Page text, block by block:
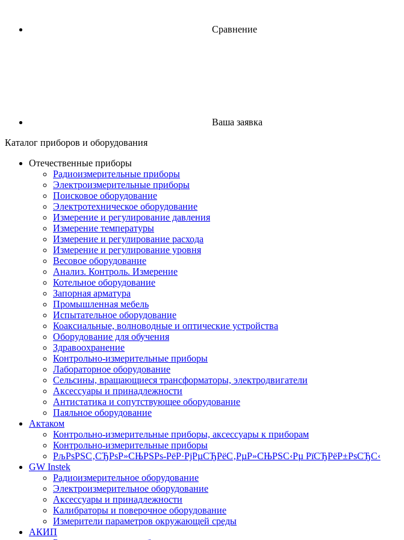
Сравнение
Ваша заявка
Каталог приборов и оборудования
Отечественные приборы
Радиоизмерительные приборы
Электроизмерительные приборы
Поисковое оборудование
Электротехническое оборудование
Измерение и регулирование давления
Измерение температуры
Измерение и регулирование расхода
Измерение и регулирование уровня
Весовое оборудование
Анализ. Контроль. Измерение
Котельное оборудование
Запорная арматура
Промышленная мебель
Испытательное оборудование
Коаксиальные, волноводные и оптические устройства
Оборудование для обучения
Здравоохранение
Контрольно-измерительные приборы
Лабораторное оборудование
Сельсины, вращающиеся трансформаторы, электродвигатели
Аксессуары и принадлежности
Антистатика и сопутствующее оборудование
Паяльное оборудование
Актаком
Контрольно-измерительные приборы, аксессуары к приборам
Контрольно-измерительные приборы
РљРѕРЅС‚СЂРѕР»СЊРЅРѕ-РёР·РјРµСЂРёС‚РµР»СЊРЅС‹Рµ РїСЂРёР±РѕСЂС‹
GW Instek
Радиоизмерительное оборудование
Электроизмерительное оборудование
Аксессуары и принадлежности
Калибраторы и поверочное оборудование
Измерители параметров окружающей среды
АКИП